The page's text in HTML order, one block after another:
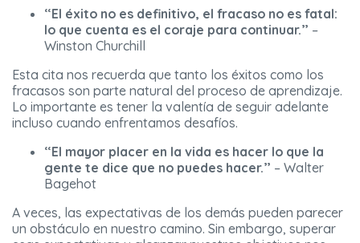
“El éxito no es definitivo, el fracaso no es fatal:
lo que cuenta es el coraje para continuar.” –
Winston Churchill
Esta cita nos recuerda que tanto los éxitos como los
fracasos son parte natural del proceso de aprendizaje.
Lo importante es tener la valentía de seguir adelante
incluso cuando enfrentamos desafíos.
“El mayor placer en la vida es hacer lo que la
gente te dice que no puedes hacer.” – Walter
Bagehot
A veces, las expectativas de los demás pueden parecer
un obstáculo en nuestro camino. Sin embargo, superar